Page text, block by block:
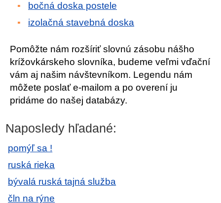
bočná doska postele
izolačná stavebná doska
Pomôžte nám rozšíriť slovnú zásobu nášho
krížovkárskeho slovníka, budeme veľmi vďační
vám aj našim návštevníkom. Legendu nám
môžete poslať e-mailom a po overení ju
pridáme do našej databázy.
Naposledy hľadané:
pomýľ sa !
ruská rieka
bývalá ruská tajná služba
čln na rýne